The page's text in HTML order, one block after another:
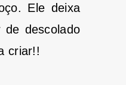
Ele deixa
descolado
criar!!